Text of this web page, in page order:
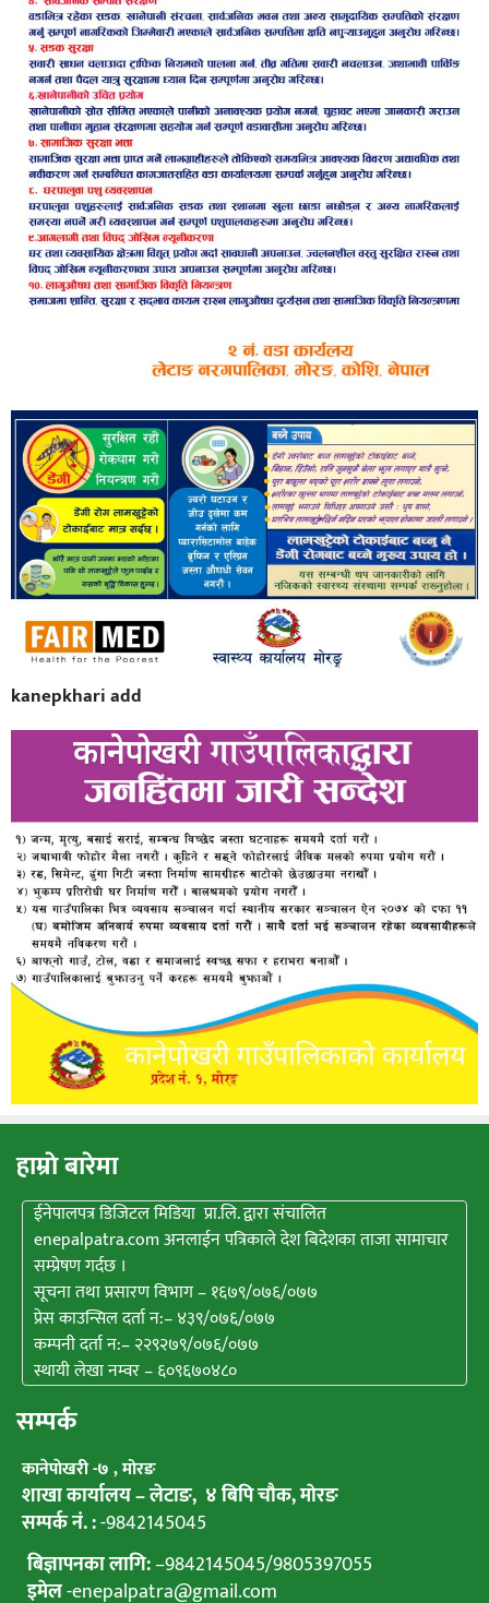
kanepkhari add
हाम्राे बारेमा
ईनेपालपत्र डिजिटल मिडिया प्रा.लि. द्वारा संचालित
enepalpatra.com अनलाईन पत्रिकाले देश बिदेशका ताजा सामाचार
सम्प्रेषण गर्दछ ।
सूचना तथा प्रसारण विभाग – १६७९/०७६/०७७
प्रेस काउन्सिल दर्ता न:– ४३९/०७६/०७७
कम्पनी दर्ता न:– २२९२७९/०७६/०७७
स्थायी लेखा नम्वर – ६०९६७०४८०
सम्पर्क
कानेपाेखरी -७ , मोरङ
शाखा कार्यालय – लेटाङ, ४ बिपि चाैक, माेरङ
सम्पर्क नं. :-9842145045
बिज्ञापनका लागि:–9842145045/9805397055
इमेल-enepalpatra@gmail.com